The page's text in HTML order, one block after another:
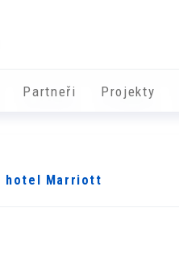
Partneři ​​Projekty
hotel Marriott